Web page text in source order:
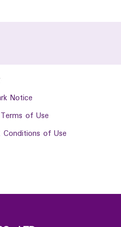
Notice
of Use
Conditions of Use